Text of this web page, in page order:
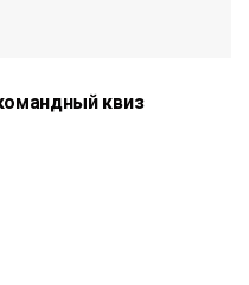
квиз